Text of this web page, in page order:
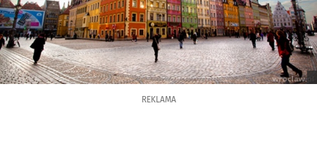
REKLAMA